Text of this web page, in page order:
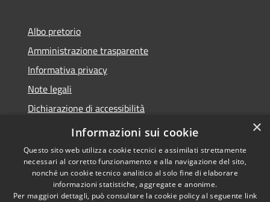
Albo pretorio
Amministrazione trasparente
Informativa privacy
Note legali
Dichiarazione di accessibilità
Meccanismo di Feedback
Copyright © 2026 • Comune di
×
Informazioni sui cookie
Questo sito web utilizza cookie tecnici e assimilati strettamente
necessari al corretto funzionamento e alla navigazione del sito,
nonché un cookie tecnico analitico al solo fine di elaborare
informazioni statistiche, aggregate e anonime.
Per maggiori dettagli, può consultare la cookie policy al seguente link